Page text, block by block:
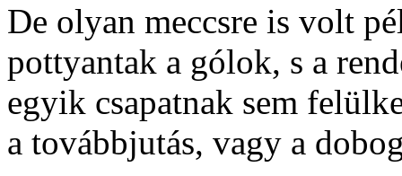
De olyan meccsre is volt
pottyantak a gólok, s a
egyik csapatnak sem
a továbbjutás, vagy a